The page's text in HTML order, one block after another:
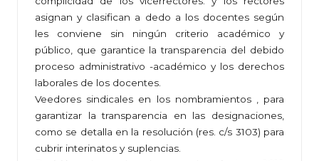
asignan y clasifican a dedo a los docentes según
les conviene sin ningún criterio académico y
público, que garantice la transparencia del debido
proceso administrativo -académico y los derechos
laborales de los docentes.
Veedores sindicales en los nombramientos , para
garantizar la transparencia en las designaciones,
como se detalla en la resolución (res. c/s 3103) para
cubrir interinatos y suplencias.